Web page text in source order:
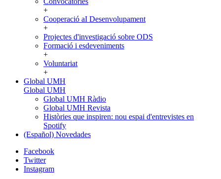
+
Cooperació aI Desenvolupament
+
Projectes d'investigació sobre ODS
Formació i esdeveniments
+
Voluntariat
+
Global UMH
Global UMH
Global UMH Ràdio
Global UMH Revista
Històries que inspiren: nou espai d'entrevistes en
Spotify
(Español) Novedades
Facebook
Twitter
Instagram